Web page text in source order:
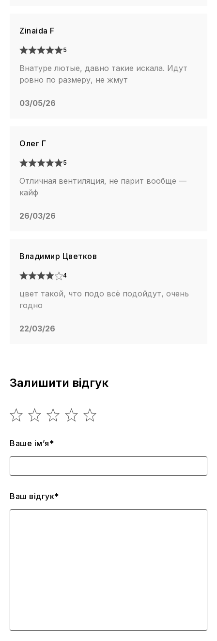
Zinaida F
5
Внатуре лютые, давно такие искала. Идут
ровно по размеру, не жмут
03/05/26
Олег Г
5
Отличная вентиляция, не парит вообще —
кайф
26/03/26
Владимир Цветков
4
цвет такой, что подо всё подойдут, очень
годно
22/03/26
Залишити відгук
Ваше ім’я*
Ваш відгук*